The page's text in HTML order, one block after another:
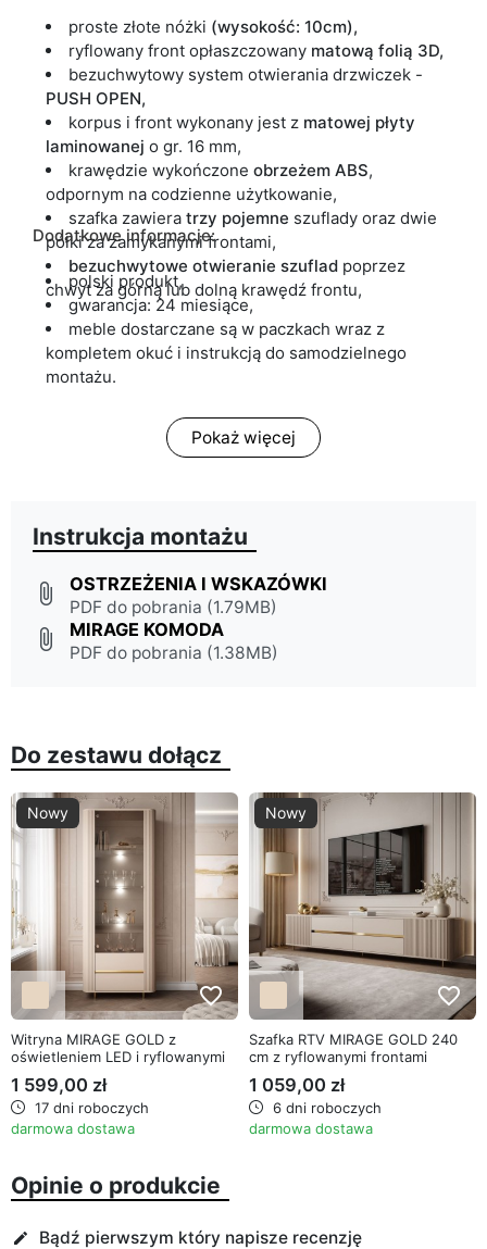
proste złote nóżki (wysokość: 10cm),
ryflowany front opłaszczowany matową folią 3D,
bezuchwytowy system otwierania drzwiczek -
PUSH OPEN,
korpus i front wykonany jest z matowej płyty
laminowanej o gr. 16 mm,
krawędzie wykończone obrzeżem ABS,
odpornym na codzienne użytkowanie,
szafka zawiera trzy pojemne szuflady oraz dwie
półki za zamykanymi frontami,
bezuchwytowe otwieranie szuflad poprzez
chwyt za górną lub dolną krawędź frontu,
Dodatkowe informacje:
polski produkt,
gwarancja: 24 miesiące,
meble dostarczane są w paczkach wraz z
kompletem okuć i instrukcją do samodzielnego
montażu.
Pokaż więcej
Instrukcja montażu
attach_file OSTRZEŻENIA I WSKAZÓWKI
PDF do pobrania (1.79MB)
attach_file MIRAGE KOMODA
PDF do pobrania (1.38MB)
Do zestawu dołącz
Nowy
favorite_border
Witryna MIRAGE GOLD z
oświetleniem LED i ryflowanymi
1 599,00 zł
17 dni roboczych
darmowa dostawa
Nowy
favorite_border
Szafka RTV MIRAGE GOLD 240
cm z ryflowanymi frontami
1 059,00 zł
6 dni roboczych
darmowa dostawa
Opinie o produkcie
edit Bądź pierwszym który napisze recenzję